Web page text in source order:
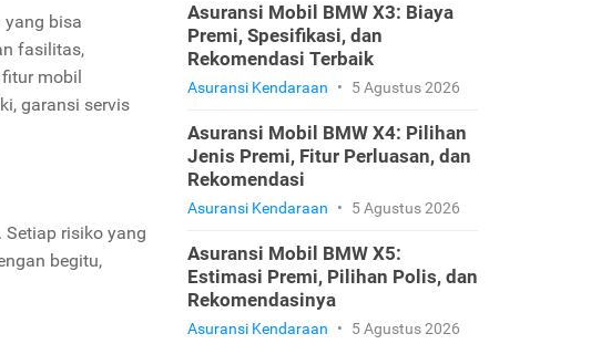
bisa
fasilitas,
mobil
garansi servis
risiko yang
begitu,
Asuransi Mobil BMW X3: Biaya
Premi, Spesifikasi, dan
Rekomendasi Terbaik
Asuransi Kendaraan • 5 Agustus 2026
Asuransi Mobil BMW X4: Pilihan
Jenis Premi, Fitur Perluasan, dan
Rekomendasi
Asuransi Kendaraan • 5 Agustus 2026
Asuransi Mobil BMW X5:
Estimasi Premi, Pilihan Polis, dan
Rekomendasinya
Asuransi Kendaraan • 5 Agustus 2026